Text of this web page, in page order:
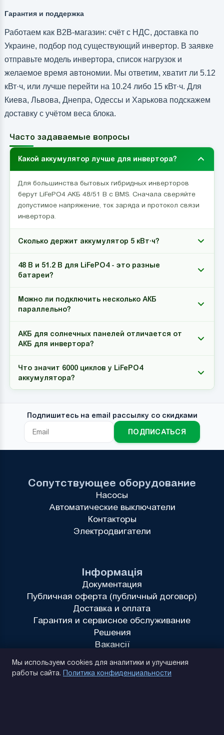
Гарантия и поддержка
Работаем как B2B-магазин: счёт с НДС, доставка по
Украине, подбор под существующий инвертор. В заявке
отправьте модель инвертора, список нагрузок и
желаемое время автономии. Мы ответим, хватит ли 5.12
кВт·ч, или лучше перейти на 10.24 либо 15 кВт·ч. Для
Киева, Львова, Днепра, Одессы и Харькова подскажем
доставку с учётом веса блока.
Часто задаваемые вопросы
Какой аккумулятор лучше для инвертора?
Для большинства бытовых гибридных инверторов
берут LiFePO4 АКБ 48/51 В с BMS. Сначала сверяйте
допустимое напряжение, ток заряда и протокол связи
инвертора.
Сколько держит аккумулятор 5 кВт·ч?
48 В и 51.2 В для LiFePO4 - это разные
батареи?
Можно ли подключить несколько АКБ
параллельно?
АКБ для солнечных панелей отличается от
АКБ для инвертора?
Что значит 6000 циклов у LiFePO4
аккумулятора?
Подпишитесь на email рассылку со скидками
ПОДПИСАТЬСЯ
Інформація
Документация
Публичная оферта (публичный договор)
Доставка и оплата
Гарантия и сервисное обслуживание
Решения
Вакансії
Сопутствующее оборудование
Насосы
Автоматические выключатели
Контакторы
Электродвигатели
Мы используем cookies для аналитики и улучшения
работы сайта. Политика конфиденциальности